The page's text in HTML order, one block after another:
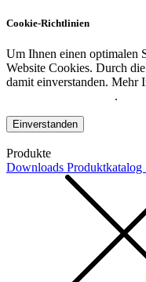
Cookie-Richtlinien
Um Ihnen einen optimalen
Website Cookies. Durch
damit einverstanden. Mehr
.
Einverstanden
Produkte
Downloads